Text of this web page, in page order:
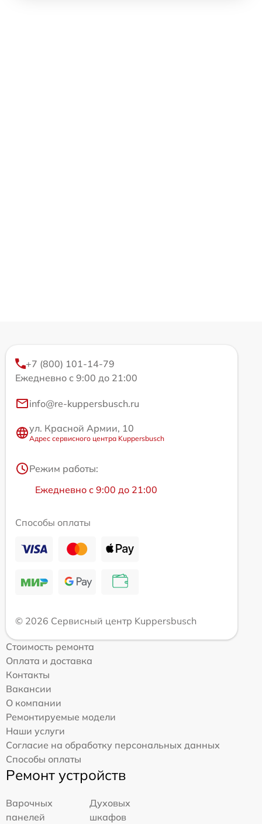
+7 (800) 101-14-79
Ежедневно с 9:00 до 21:00
info@re-kuppersbusch.ru
ул. Красной Армии, 10
Адрес сервисного центра Kuppersbusch
Режим работы:
Ежедневно с 9:00 до 21:00
Способы оплаты
© 2026 Сервисный центр Kuppersbusch
Стоимость ремонта
Оплата и доставка
Контакты
Вакансии
О компании
Ремонтируемые модели
Наши услуги
Согласие на обработку персональных данных
Способы оплаты
Ремонт устройств
Варочных
панелей
Духовых
шкафов